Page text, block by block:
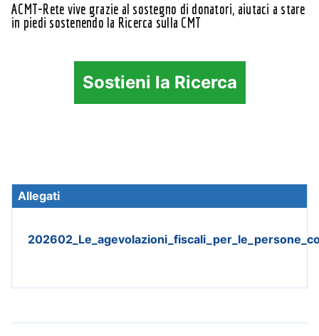
ACMT-Rete vive grazie al sostegno di donatori, aiutaci a stare
in piedi sostenendo la Ricerca sulla CMT
Sostieni la Ricerca